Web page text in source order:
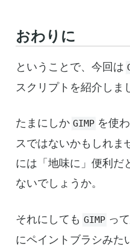
おわりに
ということで、今回は
スクリプトを紹介しま
たまにしか GIMP を使
スではないかもしれま
には「地味に」便利だ
ないでしょうか。
それにしても GIMP っ
にペイントブラシみた